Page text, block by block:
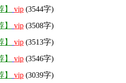
vip (3544字)
vip (3508字)
vip (3513字)
vip (3546字)
vip (3039字)